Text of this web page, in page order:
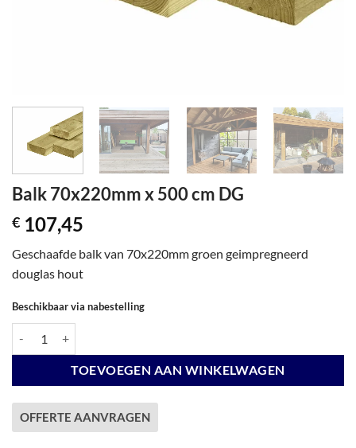
Balk 70x220mm x 500 cm DG
€ 107,45
Geschaafde balk van 70x220mm groen geimpregneerd
douglas hout
Beschikbaar via nabestelling
TOEVOEGEN AAN WINKELWAGEN
OFFERTE AANVRAGEN